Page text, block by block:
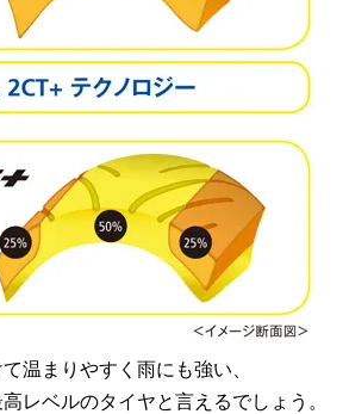
温まりやすく雨にも強い、
レベルのタイヤと言えるでしょう。